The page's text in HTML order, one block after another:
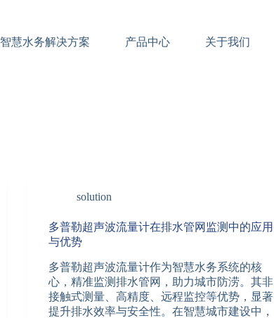
智慧水务解决方案 产品中心 关于我们
solution
多普勒超声波流量计在排水管网监测中的应用
与优势
多普勒超声波流量计作为智慧水务系统的核
心，精准监测排水管网，助力城市防涝。其非
接触式测量、高精度、远程监控等优势，显著
提升排水效率与安全性。在智慧城市建设中，